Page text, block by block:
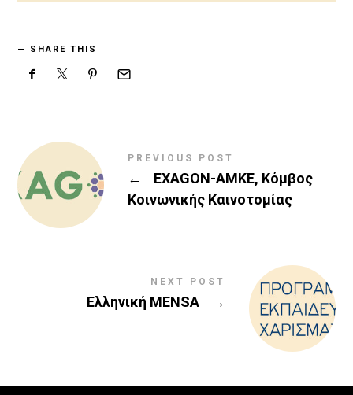
SHARE THIS
PREVIOUS POST
←
EXAGON-AMKE, Κόμβος
Κοινωνικής Καινοτομίας
NEXT POST
Ελληνική MENSA →